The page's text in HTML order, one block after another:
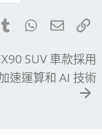
TumblrWhatsApp
電子
SUV 車款採用
速運算和 AI 技術